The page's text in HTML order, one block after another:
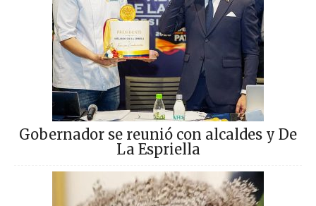
Gobernador se reunió con alcaldes y De
La Espriella